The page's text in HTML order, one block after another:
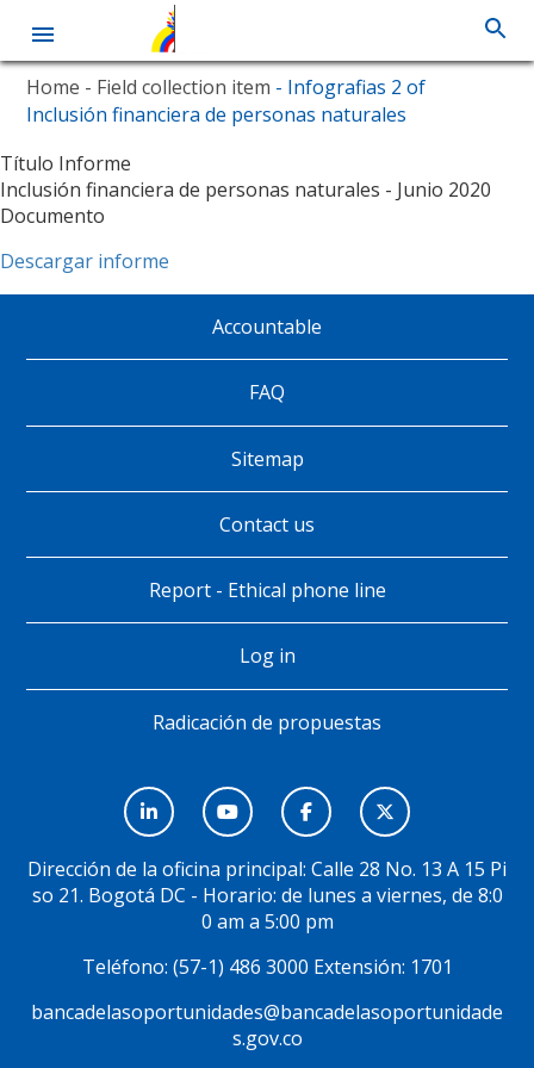
Skip
main
content
Home - Field collection item - Infografias 2 of
Inclusión financiera de personas naturales
Título Informe
Inclusión financiera de personas naturales - Junio 2020
Documento
Descargar informe
página
Accountable
FAQ
Sitemap
Contact us
Report - Ethical phone line
Log in
Radicación de propuestas
Social
Dirección de la oficina principal: Calle 28 No. 13 A 15 Pi
so 21. Bogotá DC - Horario: de lunes a viernes, de 8:0
0 am a 5:00 pm
Teléfono: (57-1) 486 3000 Extensión: 1701
bancadelasoportunidades@bancadelasoportunidade
s.gov.co